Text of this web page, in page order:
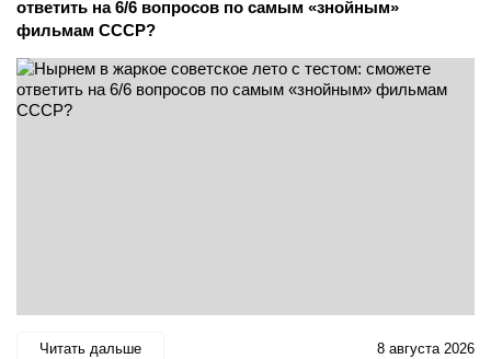
ответить на 6/6 вопросов по самым «знойным»
фильмам СССР?
Читать дальше 8 августа 2026